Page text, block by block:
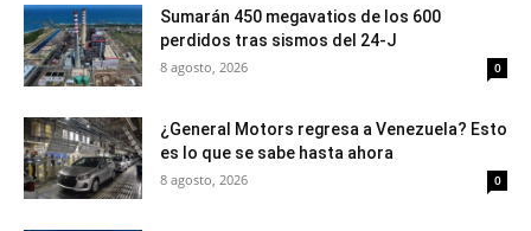
Sumarán 450 megavatios de los 600
perdidos tras sismos del 24-J
8 agosto, 2026 0
¿General Motors regresa a Venezuela? Esto
es lo que se sabe hasta ahora
8 agosto, 2026 0